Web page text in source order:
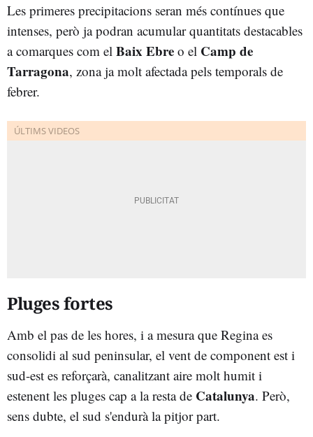
Les primeres precipitacions seran més contínues que
intenses, però ja podran acumular quantitats destacables
a comarques com el Baix Ebre o el Camp de
Tarragona, zona ja molt afectada pels temporals de
febrer.
Pluges fortes
Amb el pas de les hores, i a mesura que Regina es
consolidi al sud peninsular, el vent de component est i
sud-est es reforçarà, canalitzant aire molt humit i
estenent les pluges cap a la resta de Catalunya. Però,
sens dubte, el sud s'endurà la pitjor part.